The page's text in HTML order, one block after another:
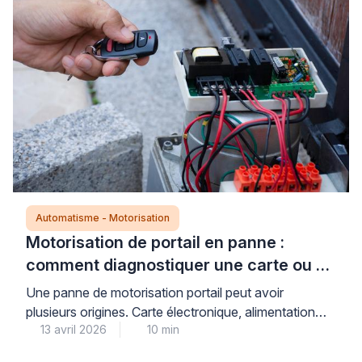
intervention technique, plusieurs vérifications simples
et sécurisées permettent d’identifier si le problème
relève […]
Automatisme - Motorisation
Motorisation de portail en panne :
comment diagnostiquer une carte ou un
moteur défectueux ?
Une panne de motorisation portail peut avoir
plusieurs origines. Carte électronique, alimentation
électrique, accessoires de sécurité ou moteur :
13 avril 2026 10 min